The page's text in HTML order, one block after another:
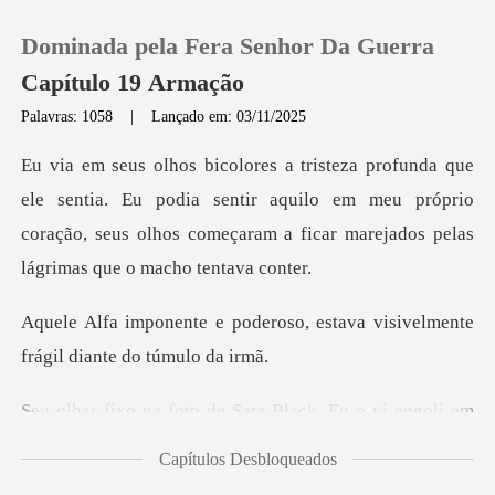
0
Loja
Sair
Dominada pela Fera Senhor Da Guerra
Capítulo 19 Armação
Palavras: 1058 |Lançado em: 03/11/2025
. Eu podia sentir aquilo em meu próprio
coração, seus olhos começ
roso, estava visivelmente
frá
oto de Sara Black. E
Capítulos Desbloqueados